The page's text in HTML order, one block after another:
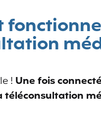
! Une fois
téléconsultation